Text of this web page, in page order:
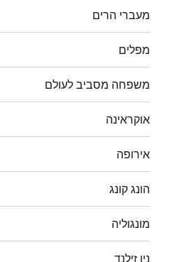
מעברי הרים
מפלים
משפחה מסביב לעולם
אוקראינה
אירופה
הונג קונג
מונגוליה
ניו זילנד